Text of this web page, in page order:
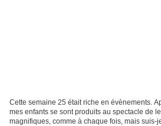
Cette semaine 25 était riche en évènements.
mes enfants se sont produits au spectacle de
magnifiques, comme à chaque fois, mais suis-